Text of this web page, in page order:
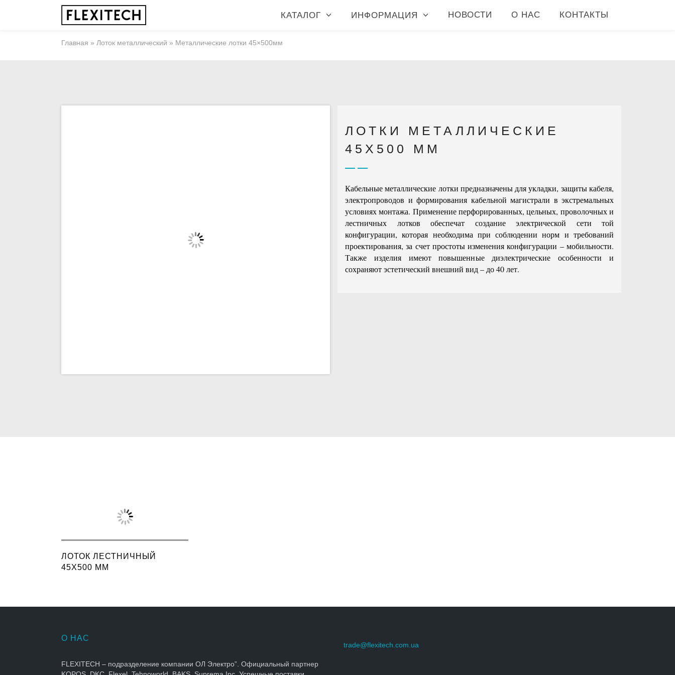
КАТАЛОГ ИНФОРМАЦИЯ НОВОСТИ О НАС КОНТАКТЫ
Главная » Лоток металлический » Металлические лотки 45×500мм
ЛОТКИ МЕТАЛЛИЧЕСКИЕ
45X500 ММ
Кабельные металлические лотки предназначены для укладки, защиты кабеля,
электропроводов и формирования кабельной магистрали в экстремальных
условиях монтажа. Применение перфорированных, цельных, проволочных и
лестничных лотков обеспечат создание электрической сети той
конфигурации, которая необходима при соблюдении норм и требований
проектирования, за счет простоты изменения конфигурации – мобильности.
Также изделия имеют повышенные диэлектрические особенности и
сохраняют эстетический внешний вид – до 40 лет.
ЛОТОК ЛЕСТНИЧНЫЙ
45X500 ММ
О НАС
FLEXITECH – подразделение компании ОЛ Электро”. Официальный партнер
trade@flexitech.com.ua